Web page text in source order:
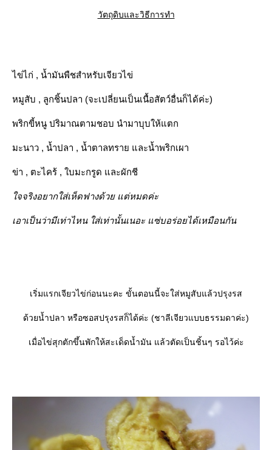
วัตถุดิบและวิธีการทำ
ไข่ไก่ , น้ำมันพืชสำหรับเจียวไข่
หมูสับ , ลูกชิ้นปลา (จะเปลี่ยนเป็นเนื้อสัตว์อื่นก็ได้ค่ะ)
พริกขี้หนู ปริมาณตามชอบ นำมาบุบให้แตก
มะนาว , น้ำปลา , น้ำตาลทราย และน้ำพริกเผา
ข่า , ตะไคร้ , ใบมะกรูด และผักชี
จจริงอยากใส่เห็ดฟางด้วย แต่หมดค่ะ
เอาเป็นว่ามีเท่าไหน ใส่เท่านั้นเนอะ แซ่บอร่อยได้เหมือนกัน
เริ่มแรกเจียวไข่ก่อนนะคะ ขั้นตอนนี้จะใส่หมูสับแล้วปรุงรส
ด้วยน้ำปลา หรือซอสปรุงรสก็ได้ค่ะ (ชาลีเจียวแบบธรรมดาค่ะ)
เมื่อไข่สุกตักขึ้นพักให้สะเด็ดน้ำมัน แล้วตัดเป็นชิ้นๆ รอไว้ค่ะ